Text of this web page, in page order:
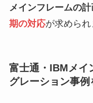
メインフレームの
期の対応が求められ
富士通・IBMメイ
グレーション事例